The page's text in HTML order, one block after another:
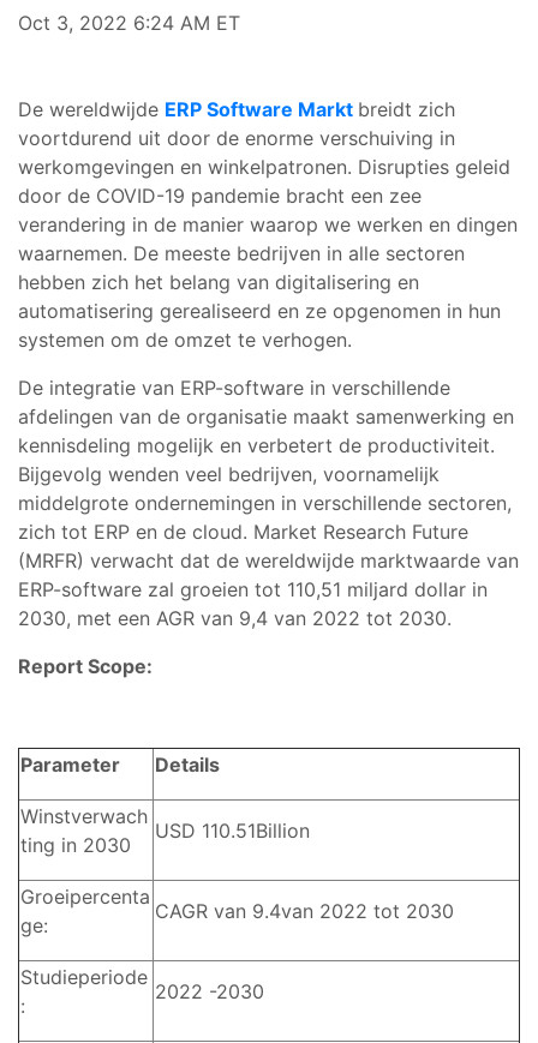
Oct 3, 2022 6:24 AM ET
De wereldwijde ERP Software Markt breidt zich
voortdurend uit door de enorme verschuiving in
werkomgevingen en winkelpatronen. Disrupties geleid
door de COVID-19 pandemie bracht een zee
verandering in de manier waarop we werken en dingen
waarnemen. De meeste bedrijven in alle sectoren
hebben zich het belang van digitalisering en
automatisering gerealiseerd en ze opgenomen in hun
systemen om de omzet te verhogen.
De integratie van ERP-software in verschillende
afdelingen van de organisatie maakt samenwerking en
kennisdeling mogelijk en verbetert de productiviteit.
Bijgevolg wenden veel bedrijven, voornamelijk
middelgrote ondernemingen in verschillende sectoren,
zich tot ERP en de cloud. Market Research Future
(MRFR) verwacht dat de wereldwijde marktwaarde van
ERP-software zal groeien tot 110,51 miljard dollar in
2030, met een AGR van 9,4 van 2022 tot 2030.
Report Scope:
Parameter Details
Winstverwach
ting in 2030
USD 110.51Billion
Groeipercenta
ge:
CAGR van 9.4van 2022 tot 2030
Studieperiode
:
2022 -2030